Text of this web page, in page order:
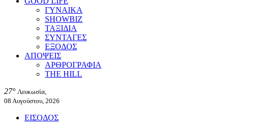
ΓΥΝΑΙΚΑ
SHOWBIZ
ΤΑΞΙΔΙΑ
ΣΥΝΤΑΓΕΣ
ΕΞΟΔΟΣ
ΑΠΟΨΕΙΣ
ΑΡΘΡΟΓΡΑΦΙΑ
THE HILL
27° Λευκωσία,
08 Αυγούστου, 2026
ΕΙΣΟΔΟΣ